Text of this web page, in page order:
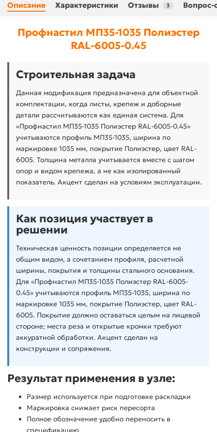
Описание Характеристики Отзывы 3 Вопрос-
Профнастил МП35-1035 Полиэстер
RAL-6005-0.45
Строительная задача
Данная модификация предназначена для объектной
комплектации, когда листы, крепеж и доборные
детали рассчитываются как единая система. Для
«Профнастил МП35-1035 Полиэстер RAL-6005-0.45»
учитываются профиль МП35-1035, ширина по
маркировке 1035 мм, покрытие Полиэстер, цвет RAL-
6005. Толщина металла учитывается вместе с шагом
опор и видом крепежа, а не как изолированный
показатель. Акцент сделан на условиям эксплуатации.
Как позиция участвует в
решении
Техническая ценность позиции определяется не
общим видом, а сочетанием профиля, расчетной
ширины, покрытия и толщины стального основания.
Для «Профнастил МП35-1035 Полиэстер RAL-6005-
0.45» учитываются профиль МП35-1035, ширина по
маркировке 1035 мм, покрытие Полиэстер, цвет RAL-
6005. Покрытие должно оставаться целым на лицевой
стороне; места реза и открытые кромки требуют
аккуратной обработки. Акцент сделан на
конструкции и сопряжения.
Результат применения в узле:
Размер используется при подготовке раскладки
Маркировка снижает риск пересорта
Полное обозначение удобно переносить в